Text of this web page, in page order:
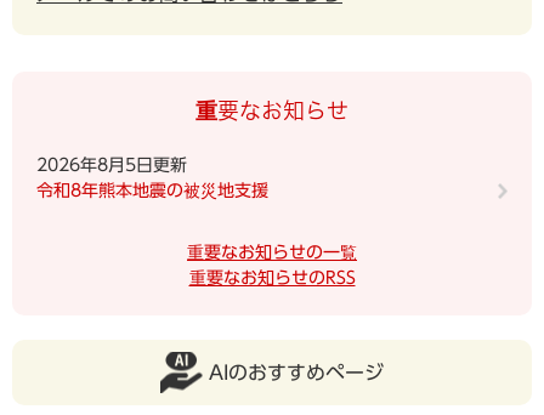
重要なお知らせ
2026年8月5日更新
令和8年熊本地震の被災地支援
重要なお知らせの一覧
重要なお知らせのRSS
AIのおすすめページ